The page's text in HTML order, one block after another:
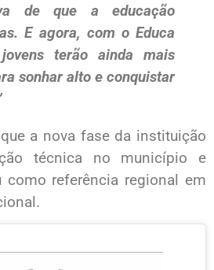
de que a educação
E agora, com o Educa
terão ainda mais
sonhar alto e conquistar
a nova fase da instituição
técnica no município e
como referência regional em